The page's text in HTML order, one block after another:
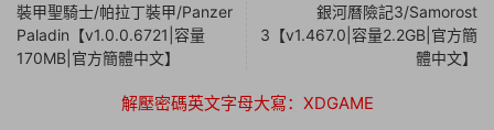
裝甲聖騎士/帕拉丁裝甲/Panzer
Paladin【v1.0.0.6721|容量
170MB|官方簡體中文】
銀河曆險記3/Samorost
3【v1.467.0|容量2.2GB|官方簡
體中文】
解壓密碼英文字母大寫：XDGAME